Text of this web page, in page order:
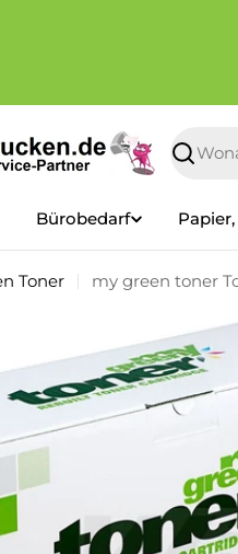
Suchen
Bürobedarf
Toner my green toner